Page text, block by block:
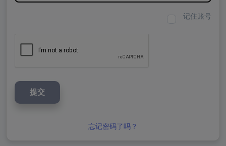
记住账号
提交
忘记密码了吗？